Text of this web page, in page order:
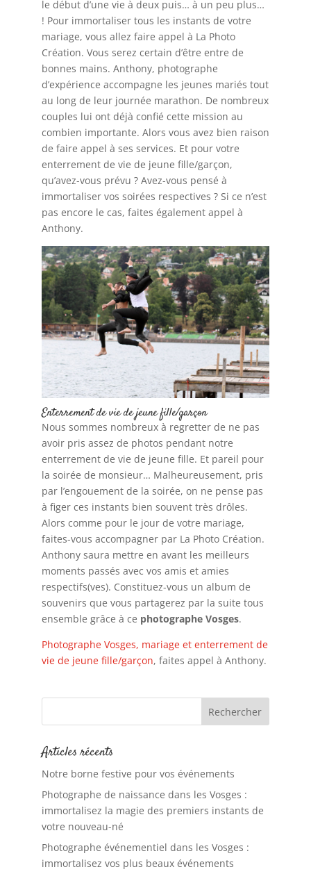
le début d’une vie à deux puis… à un peu plus…
! Pour immortaliser tous les instants de votre
mariage, vous allez faire appel à La Photo
Création. Vous serez certain d’être entre de
bonnes mains. Anthony, photographe
d’expérience accompagne les jeunes mariés tout
au long de leur journée marathon. De nombreux
couples lui ont déjà confié cette mission au
combien importante. Alors vous avez bien raison
de faire appel à ses services. Et pour votre
enterrement de vie de jeune fille/garçon,
qu’avez-vous prévu ? Avez-vous pensé à
immortaliser vos soirées respectives ? Si ce n’est
pas encore le cas, faites également appel à
Anthony.
Enterrement de vie de jeune fille/garçon
Nous sommes nombreux à regretter de ne pas
avoir pris assez de photos pendant notre
enterrement de vie de jeune fille. Et pareil pour
la soirée de monsieur… Malheureusement, pris
par l’engouement de la soirée, on ne pense pas
à figer ces instants bien souvent très drôles.
Alors comme pour le jour de votre mariage,
faites-vous accompagner par La Photo Création.
Anthony saura mettre en avant les meilleurs
moments passés avec vos amis et amies
respectifs(ves). Constituez-vous un album de
souvenirs que vous partagerez par la suite tous
ensemble grâce à ce photographe Vosges.
Photographe Vosges, mariage et enterrement de
vie de jeune fille/garçon, faites appel à Anthony.
Articles récents
Notre borne festive pour vos événements
Photographe de naissance dans les Vosges :
immortalisez la magie des premiers instants de
votre nouveau-né
Photographe événementiel dans les Vosges :
immortalisez vos plus beaux événements